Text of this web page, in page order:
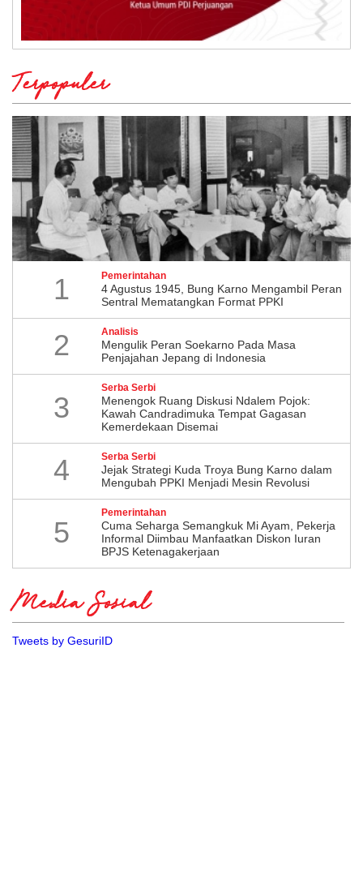
Terpopuler
1 Pemerintahan
4 Agustus 1945, Bung Karno Mengambil Peran
Sentral Mematangkan Format PPKI
2 Analisis
Mengulik Peran Soekarno Pada Masa
Penjajahan Jepang di Indonesia
3
Serba Serbi
Menengok Ruang Diskusi Ndalem Pojok:
Kawah Candradimuka Tempat Gagasan
Kemerdekaan Disemai
4 Serba Serbi
Jejak Strategi Kuda Troya Bung Karno dalam
Mengubah PPKI Menjadi Mesin Revolusi
5
Pemerintahan
Cuma Seharga Semangkuk Mi Ayam, Pekerja
Informal Diimbau Manfaatkan Diskon Iuran
BPJS Ketenagakerjaan
Media Sosial
Tweets by GesuriID